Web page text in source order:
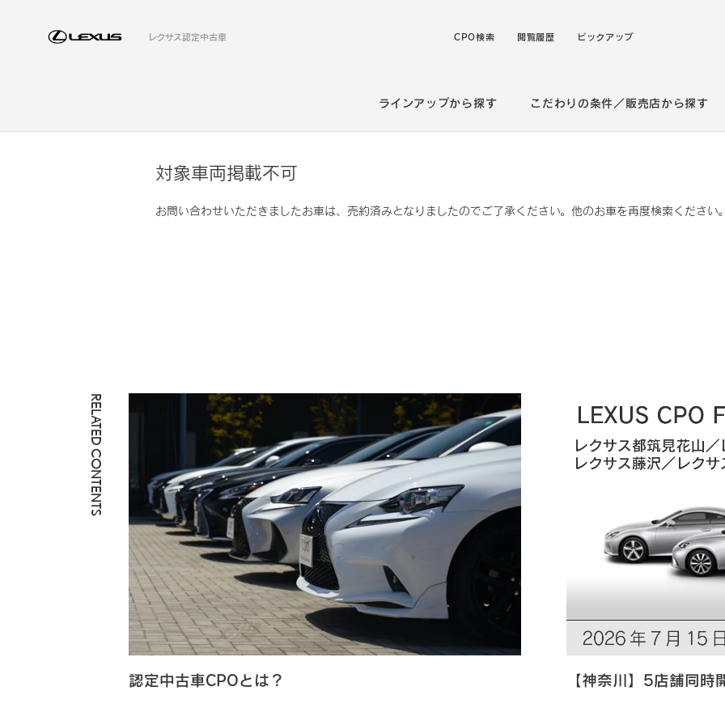
レクサス認定中古車 CPO検索 閲覧履歴 ピックアップ
ラインアップから探す こだわりの条件／販売店から探す
対象車両掲載不可
お問い合わせいただきましたお車は、売約済みとなりましたのでご了承ください。他のお車を再度検索ください
RELATED CONTENTS
認定中古車CPOとは？ 【神奈川】5店舗同時